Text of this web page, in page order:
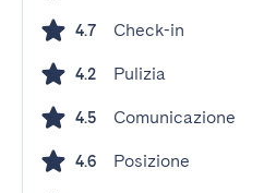
4.7 Check-in
4.2 Pulizia
4.5 Comunicazione
4.6 Posizione